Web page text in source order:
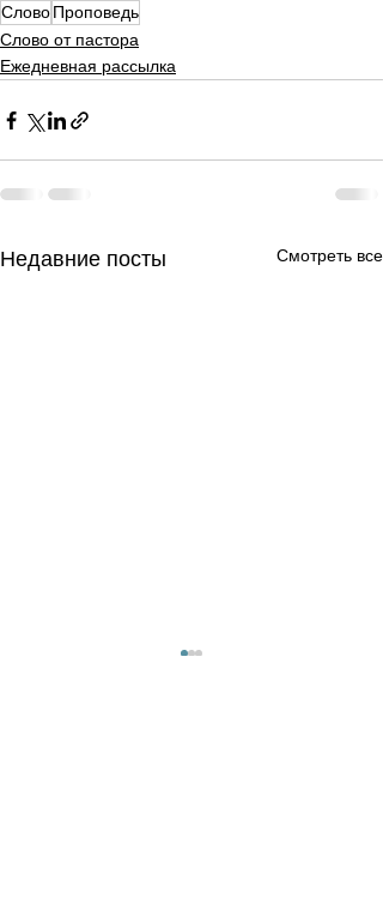
СловоПроповедь
Слово от пастора
Ежедневная рассылка
Недавние посты Смотреть все